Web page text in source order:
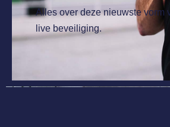
Alles over deze nieuwste vorm
live beveiliging.